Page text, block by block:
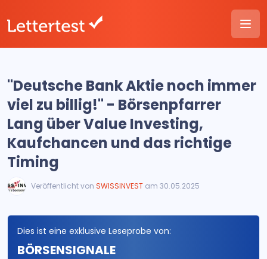
"Deutsche Bank Aktie noch immer
viel zu billig!" - Börsenpfarrer
Lang über Value Investing,
Kaufchancen und das richtige
Timing
Veröffentlicht von SWISSINVEST am 30.05.2025
Dies ist eine exklusive Leseprobe von:
BÖRSENSIGNALE